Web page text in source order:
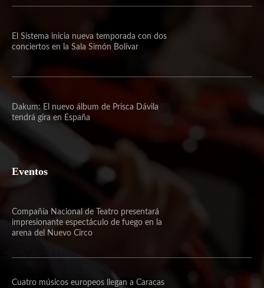
El Sistema inicia nueva temporada con dos
conciertos en la Sala Simón Bolívar
Dakum: El nuevo álbum de Prisca Dávila
tendrá gira en España
Eventos
Compañía Nacional de Teatro presentará
impresionante espectáculo de fuego en la
arena del Nuevo Circo
Cuatro músicos europeos llegan a Caracas